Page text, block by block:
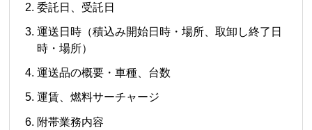
委託日、受託日
運送日時（積込み開始日時・場所、取卸し終了日
時・場所）
運送品の概要・車種、台数
運賃、燃料サーチャージ
附帯業務内容